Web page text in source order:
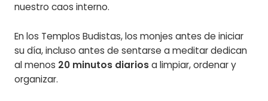
nuestro caos interno.
En los Templos Budistas, los monjes antes de iniciar
su día, incluso antes de sentarse a meditar dedican
al menos 20 minutos diariosa limpiar, ordenar y
organizar.